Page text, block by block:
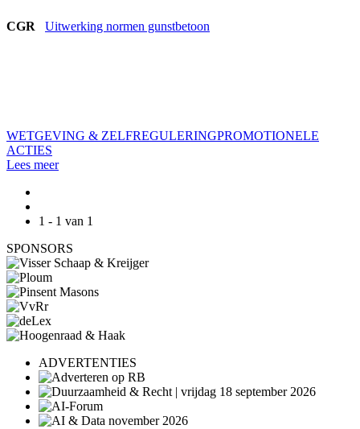
CGR Uitwerking normen gunstbetoon
WETGEVING & ZELFREGULERINGPROMOTIONELE
ACTIES
Lees meer
1 - 1 van 1
SPONSORS
ADVERTENTIES